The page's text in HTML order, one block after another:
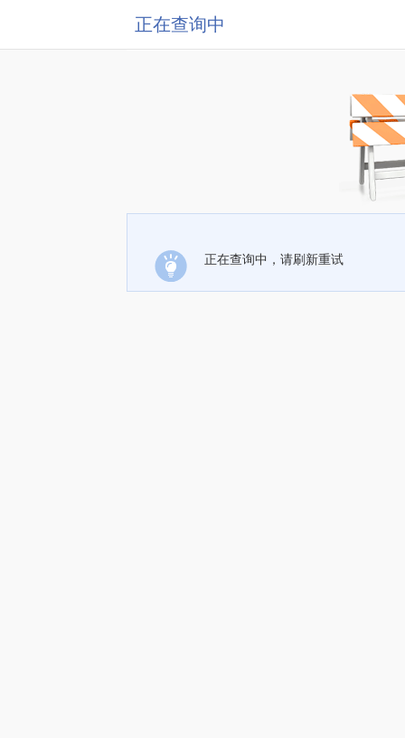
正在查询中
正在查询中，请刷新重试